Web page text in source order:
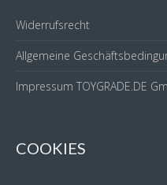
Widerrufsrecht
Allgemeine
Impressum TOYGRADE.DE
COOKIES